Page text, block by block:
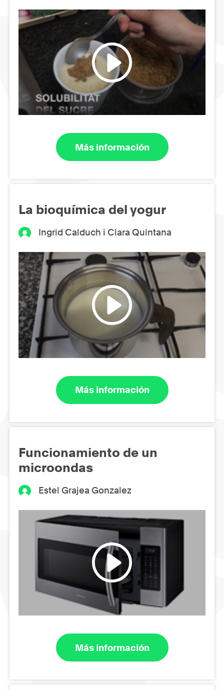
Más información
La bioquímica del yogur
Ingrid Calduch i Clara Quintana
Más información
Funcionamiento de un
microondas
Estel Grajea Gonzalez
Más información